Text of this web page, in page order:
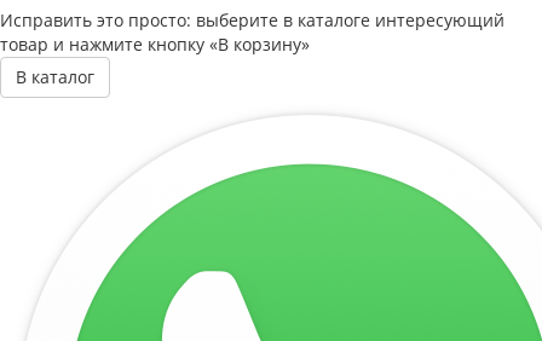
Исправить это просто: выберите в каталоге интересующий
товар и нажмите кнопку «В корзину»
В каталог